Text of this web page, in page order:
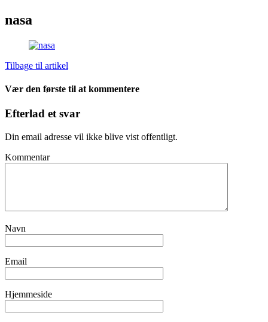
nasa
Tilbage til artikel
Vær den første til at kommentere
Efterlad et svar
Din email adresse vil ikke blive vist offentligt.
Kommentar
Navn
Email
Hjemmeside